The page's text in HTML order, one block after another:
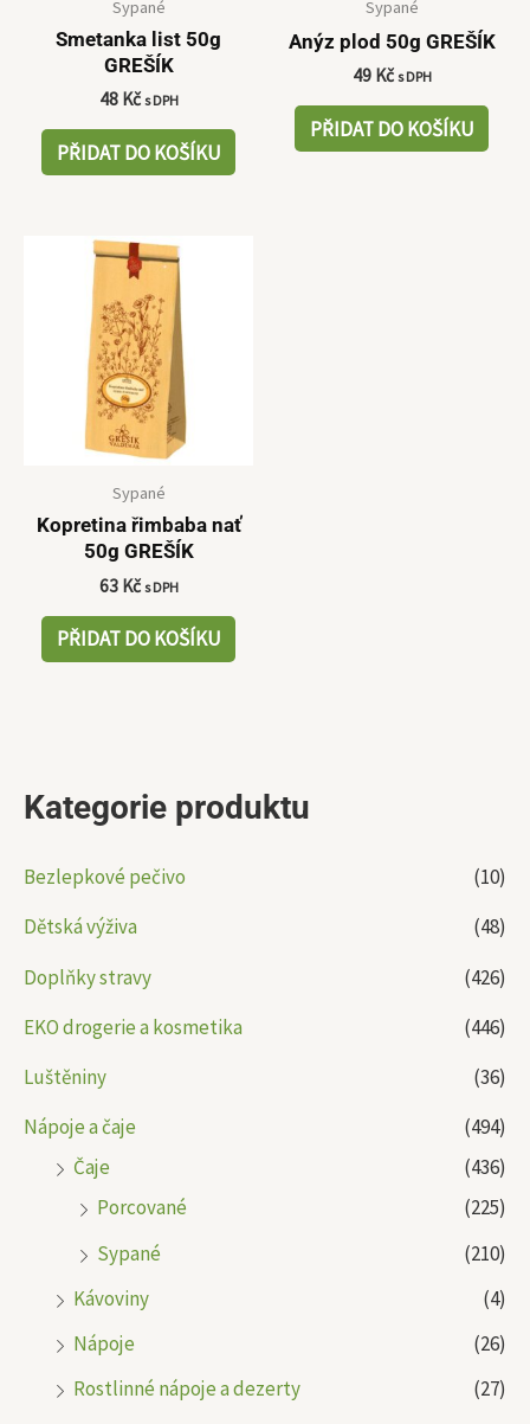
Kategorie produktu
Bezlepkové pečivo
(10)
Dětská výživa
(48)
Doplňky stravy
(426)
EKO drogerie a kosmetika
(446)
Luštěniny
(36)
Nápoje a čaje
(494)
Čaje
(436)
Porcované
(225)
Sypané
(210)
Kávoviny
(4)
Nápoje
(26)
Rostlinné nápoje a dezerty
(27)
Sypané
Smetanka list 50g
GREŠÍK
48 Kč s DPH
PŘIDAT DO KOŠÍKU
Sypané
Anýz plod 50g GREŠÍK
49 Kč s DPH
PŘIDAT DO KOŠÍKU
Sypané
Kopretina řimbaba nať
50g GREŠÍK
63 Kč s DPH
PŘIDAT DO KOŠÍKU